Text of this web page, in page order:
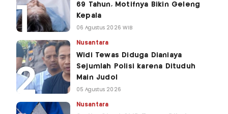
69 Tahun, Motifnya Bikin Geleng
Kepala
06 Agustus 2026 WIB
Nusantara
Widi Tewas Diduga Dianiaya
Sejumlah Polisi karena Dituduh
Main Judol
05 Agustus 2026
Nusantara